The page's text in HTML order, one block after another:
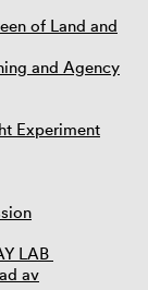
of Land and
and Agency
Experiment
LAB
av